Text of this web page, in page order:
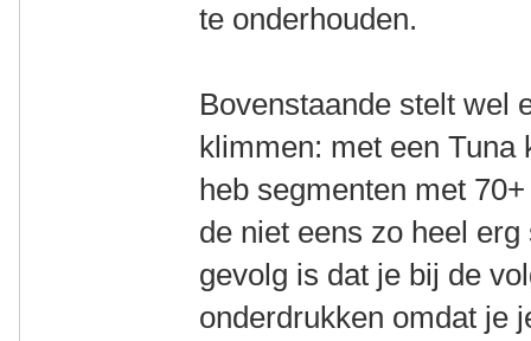
te onderhouden.
Bovenstaande stelt wel
klimmen: met een Tuna
heb segmenten met
de niet eens zo heel
gevolg is dat je bij de
onderdrukken omdat je